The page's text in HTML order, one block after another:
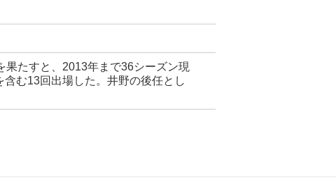
たすと、2013年まで36シーズン現
む13回出場した。井野の後任とし